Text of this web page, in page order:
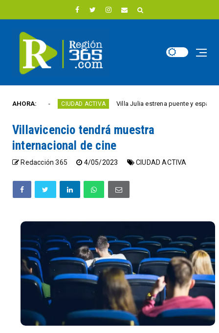
AHORA:
año CIUDAD ACTIVA Villa Julia estrena puente y espacios
Villavicencio tendrá muestra
internacional de cine
Redacción 365 4/05/2023 CIUDAD ACTIVA